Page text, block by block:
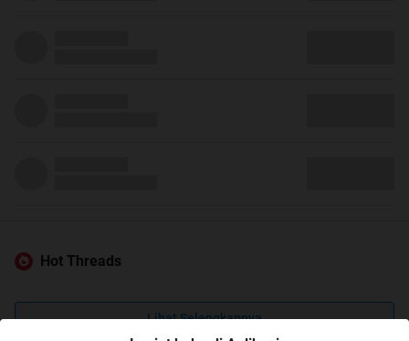
Hot Threads
Lihat Selengkapnya